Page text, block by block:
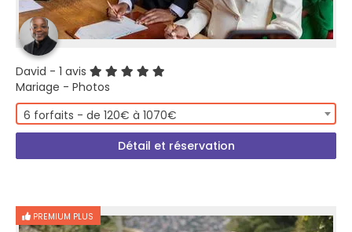
David - 1 avis
Mariage - Photos
6 forfaits - de 120€ à 1070€
Détail et réservation
PREMIUM PLUS